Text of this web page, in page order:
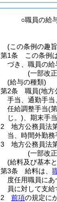
○職員の給
(この条例の趣
第1条
この条例
づき、職員の給
(一部改
(給与の種類)
第2条
職員(地方
手当、通勤手
任給調整手当(
じ。) 、期末手
2
地方公務員法
当、時間外勤
3
地方公務員法
(一部改
(給料及び基本
第3条
給料は、
度任用職員に
員に対して支給
2
前項の規定に